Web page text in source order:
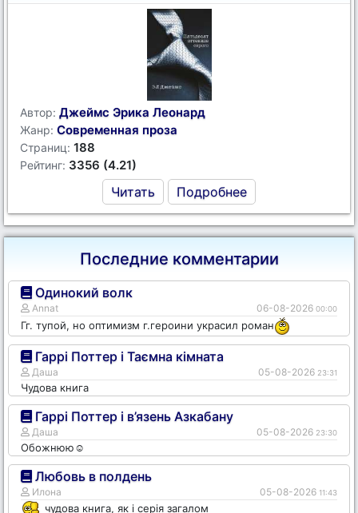
Автор: Джеймс Эрика Леонард
Жанр: Современная проза
Страниц: 188
Рейтинг: 3356 (4.21)
Читать Подробнее
Последние комментарии
Одинокий волк
Annat 06-08-2026 00:00
Гг. тупой, но оптимизм г.героини украсил роман
Гаррі Поттер і Таємна кімната
Даша 05-08-2026 23:31
Чудова книга
Гаррі Поттер і в’язень Азкабану
Даша 05-08-2026 23:30
Обожнюю☺️
Любовь в полдень
Илона 05-08-2026 11:43
чудова книга, як і серія загалом